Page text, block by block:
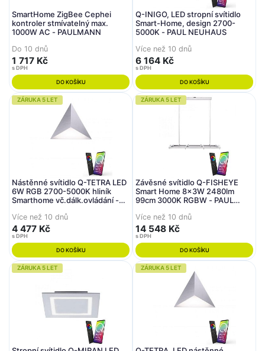
SmartHome ZigBee Cephei
kontroler stmívatelný max.
1000W AC - PAULMANN
Do 10 dnů
1 717 Kč
s DPH
DO KOŠÍKU
Q-INIGO, LED stropní svítidlo
Smart-Home, design 2700-
5000K - PAUL NEUHAUS
Více než 10 dnů
6 164 Kč
s DPH
DO KOŠÍKU
ZÁRUKA 5 LET
Nástěnné svítidlo Q-TETRA LED
6W RGB 2700-5000K hliník
Smarthome vč.dálk.ovládání -
Více než 10 dnů
4 477 Kč
s DPH
DO KOŠÍKU
ZÁRUKA 5 LET
Závěsné svítidlo Q-FISHEYE
Smart Home 8x3W 2480lm
99cm 3000K RGBW - PAUL
Více než 10 dnů
14 548 Kč
s DPH
DO KOŠÍKU
ZÁRUKA 5 LET ZÁRUKA 5 LET